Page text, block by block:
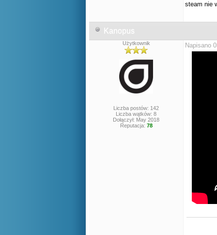
steam nie
Kanopus
Użytkownik
Liczba postów: 142
Liczba wątków: 8
Dołączył: May 2018
Reputacja: 78
Napisano